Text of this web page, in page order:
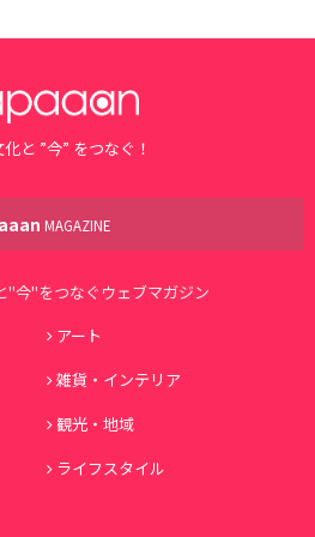
と ”今” をつなぐ！
MAGAZINE
"今"をつなぐウェブマガジン
アート
雑貨・インテリア
観光・地域
ライフスタイル